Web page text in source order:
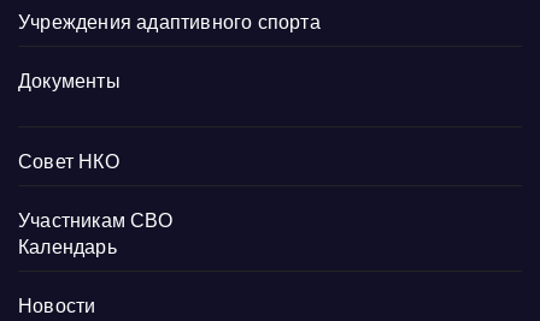
Учреждения адаптивного спорта
Документы
Совет НКО
Участникам СВО
Календарь
Новости